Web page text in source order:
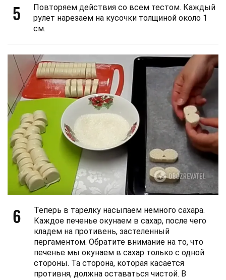
5
Повторяем действия со всем тестом. Каждый
рулет нарезаем на кусочки толщиной около 1
см.
6
Теперь в тарелку насыпаем немного сахара.
Каждое печенье окунаем в сахар, после чего
кладем на противень, застеленный
пергаментом. Обратите внимание на то, что
печенье мы окунаем в сахар только с одной
стороны. Та сторона, которая касается
противня, должна оставаться чистой. В